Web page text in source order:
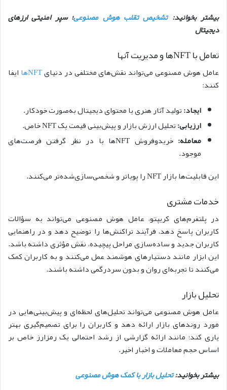
بیشتر بخوانید:تشخیص تقلب هوش مصنوعی؛ سپر امنیتی ارزهای
دیجیتال
تعامل با NFTها و مدیریت آنها
عامل هوش مصنوعی می‌تواند نقش‌های مختلفی در دنیایNFTها
ایفا
کنند:
ایجاد:تولید آثار هنری یا محتوای دیجیتال به‌صورت خودکار.
ارزیابی:تحلیل ارزش بازار و پیش‌بینی قیمت یک NFT خاص.
معامله:
خریدوفروش NFTها با در نظر گرفتن فرصت‌های
موجود.
این قابلیت‌ها بازار NFT را پویا‌تر و شخصی‌سازی‌شده‌تر می‌کنند.
خدمات مشتری
در پلتفرم‌های کریپتو، عامل هوش مصنوعی می‌تواند به سؤالات
کاربران پاسخ دهد، فرآیند تراکنش‌ها را توضیح دهد و در راهنمایی
کاربران جدید و ساده‌سازی مراحل پیچیده، نقش مؤثری داشته باشد.
این ابزار مانند دستیارهای هوشمند عمل می‌کنند و به کاربران کمک
می‌کنند تا تجربه‌ای روان و بدون سردرگمی داشته باشند.
تحلیل بازار
عامل هوش مصنوعی می‌تواند تحلیل‌های لحظه‌ای و پیش‌بینی‌هایی در
مورد روندهای بازار ارائه دهد و کاربران را برای تصمیم‌گیری بهتر
یاری کند؛ مانند ارائه گزارشی از رشد احتمالی یک رمزارز خاص بر
اساس حجم معاملات و اخبار اخیر.
بیشتر بخوانید:تحلیل بازار با کمک هوش مصنوعی